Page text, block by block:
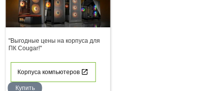
"Выгодные цены на корпуса для
ПК Cougar!"
Корпуса компьютеров
Купить